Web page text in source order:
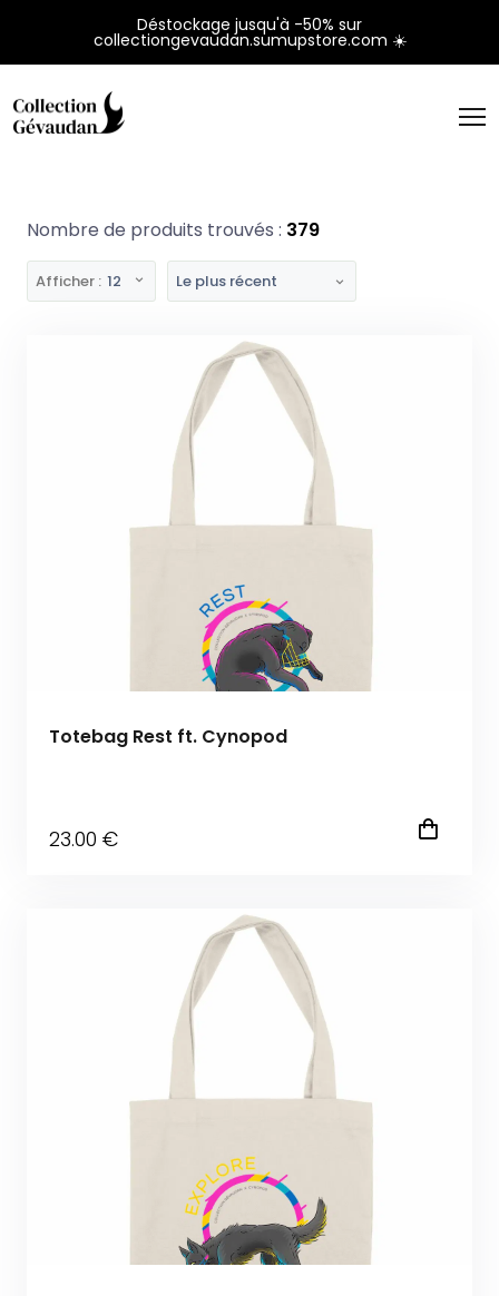
Déstockage jusqu'à -50% sur
collectiongevaudan.sumupstore.com ☀️
Nombre de produits trouvés : 379
Afficher : 12 Le plus récent
Totebag Rest ft. Cynopod
23.00 €
Panneau de gestion des cookies